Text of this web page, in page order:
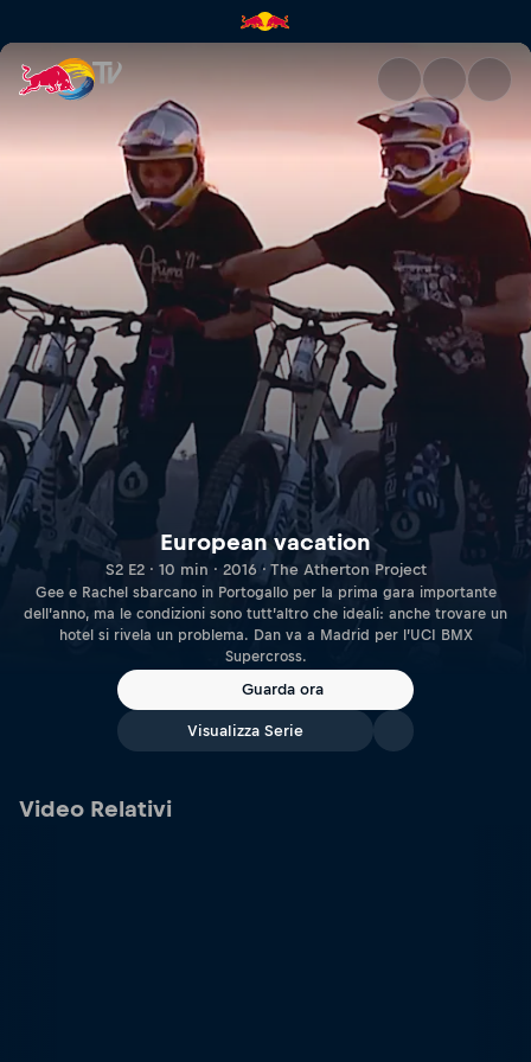
European vacation | Red Bull
European vacation
S2 E2 · 10 min · 2016 · The Atherton Project
Gee e Rachel sbarcano in Portogallo per la prima gara importante
dell’anno, ma le condizioni sono tutt’altro che ideali: anche trovare un
hotel si rivela un problema. Dan va a Madrid per l’UCI BMX
Supercross.
Guarda ora
Visualizza Serie
Video Relativi